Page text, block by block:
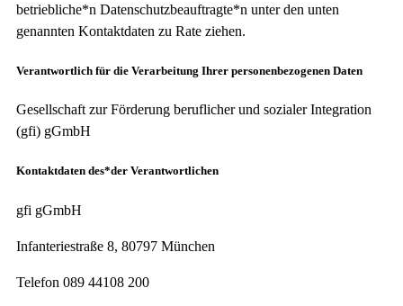
betriebliche*n Datenschutzbeauftragte*n unter den unten
genannten Kontaktdaten zu Rate ziehen.
Verantwortlich für die Verarbeitung Ihrer personenbezogenen Daten
Gesellschaft zur Förderung beruflicher und sozialer Integration
(gfi) gGmbH
Kontaktdaten des*der Verantwortlichen
gfi gGmbH
Infanteriestraße 8, 80797 München
Telefon 089 44108 200